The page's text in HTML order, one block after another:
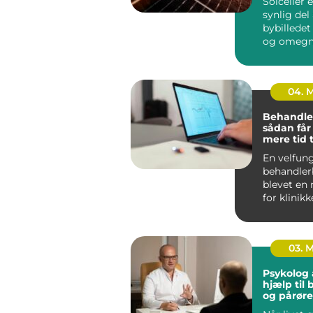
synlig del
og
04.
sådan
mere tid
En
blevet en
for
03.
Psykolog
hjælp til
og